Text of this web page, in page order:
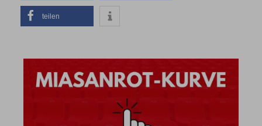
teilen